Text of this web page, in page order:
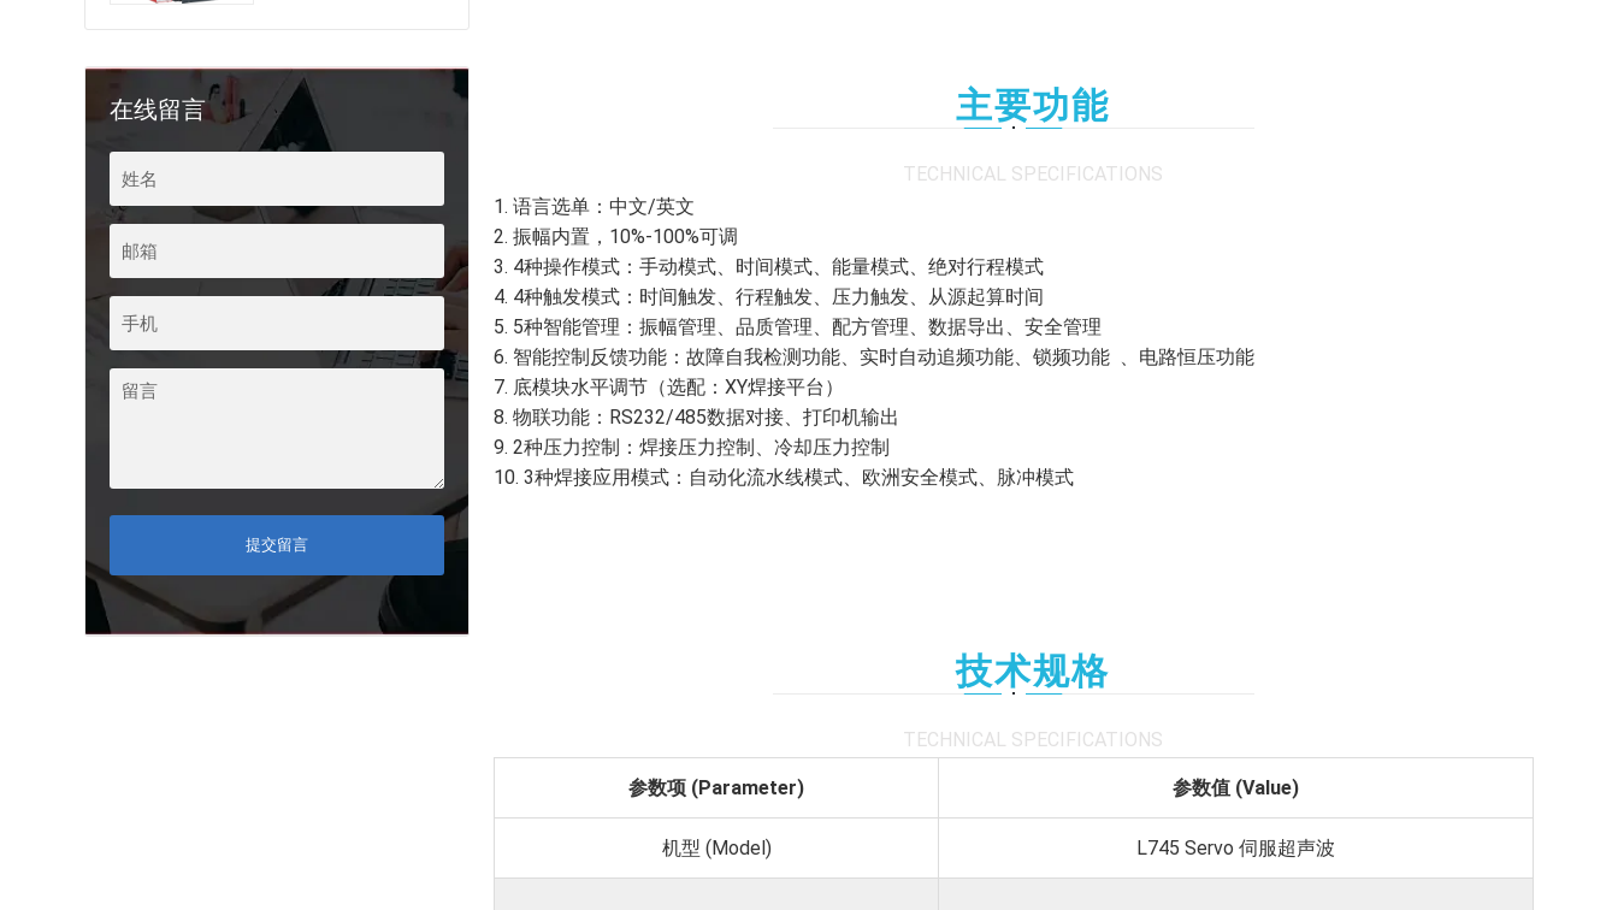
在线留言
提交留言
主要功能
TECHNICAL SPECIFICATIONS
1. 语言选单：中文/英文
2. 振幅内置，10%-100%可调
3. 4种操作模式：手动模式、时间模式、能量模式、绝对行程模式
4. 4种触发模式：时间触发、行程触发、压力触发、从源起算时间
5. 5种智能管理：振幅管理、品质管理、配方管理、数据导出、安全管理
6. 智能控制反馈功能：故障自我检测功能、实时自动追频功能、锁频功能 、电路恒压功能
7. 底模块水平调节（选配：XY焊接平台）
8. 物联功能：RS232/485数据对接、打印机输出
9. 2种压力控制：焊接压力控制、冷却压力控制
10. 3种焊接应用模式：自动化流水线模式、欧洲安全模式、脉冲模式
技术规格
TECHNICAL SPECIFICATIONS
参数项 (Parameter) 参数值 (Value)
机型 (Model) L745 Servo 伺服超声波